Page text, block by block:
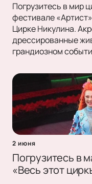
Погрузитесь в мир
фестивале
Цирке Никулина.
дрессированные
грандиозном
2 июня
Погрузитесь в
«Весь этот